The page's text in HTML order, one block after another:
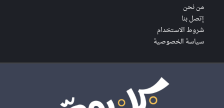
من نحن
إتصل بنا
شروط الاستخدام
سياسة الخصوصية